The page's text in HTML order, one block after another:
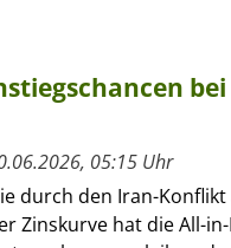
05:15 Uhr
durch den Iran-
Zinskurve hat die All-